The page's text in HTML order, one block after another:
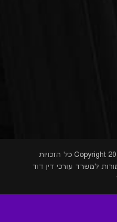
Copyright 2016 כל הזכויות
למשרד עורכי דין דוד